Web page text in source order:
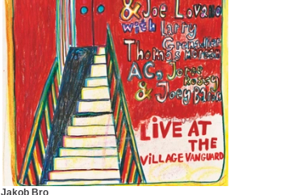
Jakob Bro